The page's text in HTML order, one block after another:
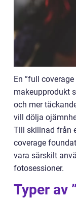
En ”full
makeupprodukt
och mer
vill dölja
Till skillnad från
coverage
vara särskilt
fotosessioner.
Typer av